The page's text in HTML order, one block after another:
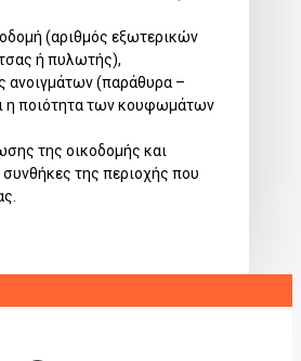
(αριθμός εξωτερικών
ή πυλωτής),
ανοιγμάτων (παράθυρα –
η ποιότητα των κουφωμάτων
της οικοδομής και
συνθήκες της περιοχής που